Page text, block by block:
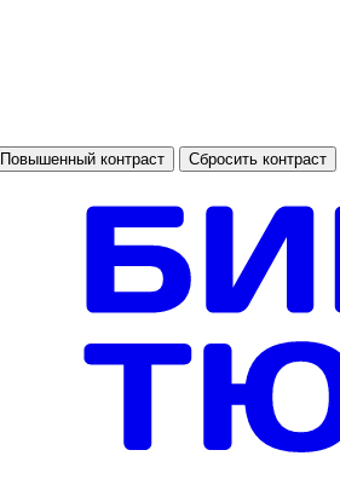
Повышенный контраст Сбросить контраст